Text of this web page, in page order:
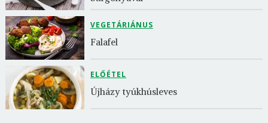
VEGETÁRIÁNUS
Falafel
ELŐÉTEL
Újházy tyúkhúsleves